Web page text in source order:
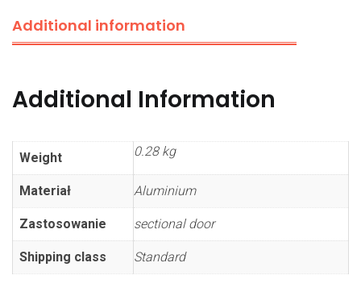
Additional information
Additional Information
Weight 0.28 kg
Materiał Aluminium
Zastosowanie sectional door
Shipping class Standard